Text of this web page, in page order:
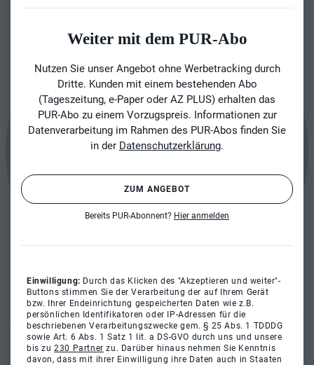
Weiter mit dem PUR-Abo
Nutzen Sie unser Angebot ohne Werbetracking durch
Dritte. Kunden mit einem bestehenden Abo
(Tageszeitung, e-Paper oder AZ PLUS) erhalten das
PUR-Abo zu einem Vorzugspreis. Informationen zur
Datenverarbeitung im Rahmen des PUR-Abos finden Sie
in der Datenschutzerklärung.
ZUM ANGEBOT
Bereits PUR-Abonnent? Hier anmelden
Einwilligung: Durch das Klicken des "Akzeptieren und weiter"-
Buttons stimmen Sie der Verarbeitung der auf Ihrem Gerät
bzw. Ihrer Endeinrichtung gespeicherten Daten wie z.B.
persönlichen Identifikatoren oder IP-Adressen für die
beschriebenen Verarbeitungszwecke gem. § 25 Abs. 1 TDDDG
sowie Art. 6 Abs. 1 Satz 1 lit. a DS-GVO durch uns und unsere
bis zu230 Partner zu. Darüber hinaus nehmen Sie Kenntnis
davon, dass mit ihrer Einwilligung ihre Daten auch in Staaten